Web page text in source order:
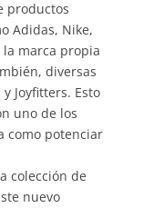
productos
Adidas, Nike,
marca propia
diversas
Joyfitters. Esto
uno de los
como potenciar
colección de
nuevo